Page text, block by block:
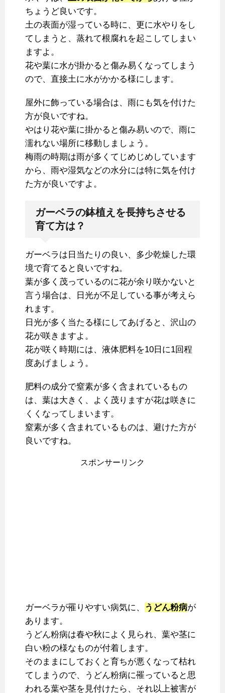
ちょうど良いです。
土の表面が湿っている時に、更に水やりをし
てしまうと、蒸れて根腐れを起こしてしまい
ますよ。
花や葉に水が掛かると傷み易くなってしまう
ので、直接土に水がかかる様にします。
屋外に飾っている場合は、雨にも気を付けた
方が良いですね。
やはり花や葉に掛かると傷み易いので、雨に
濡れない場所に移動しましょう。
梅雨の時期は雨が多くてじめじめしています
から、雨や湿気などの水分には特に気を付け
た方が良いですよ。
ガーベラの鉢植えを長持ちさせる
育て方は？
ガーベラは日当たりの良い、多少乾燥した環
境で育てると良いですね。
葉が多く茂っているのに花が余り咲かないと
言う場合は、日光が不足している事が考えら
れます。
日光が多く当たる様にしてあげると、沢山の
花が咲きますよ。
花が咲く時期には、液体肥料を10日に1回程
度あげましょう。
肥料の成分で窒素が多く含まれているもの
は、葉は大きく、よく茂りますが花は咲きに
くくなってしまいます。
窒素が多く含まれているものは、避けた方が
良いですね。
スポンサーリンク
ガーベラが罹りやすい病気に、 うどん粉病が
あります。
うどん粉病は春や秋によく見られ、葉や茎に
白い粉の様なものが付着します。
そのままにしておくと育ちが悪くなって枯れ
てしまうので、うどん粉病に罹っていると思
われる葉や茎を見付けたら、それ以上被害が